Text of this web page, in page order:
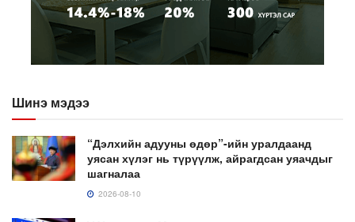
Шинэ мэдээ
“Дэлхийн адууны өдөр”-ийн уралдаанд
уясан хүлэг нь түрүүлж, айрагдсан уяачдыг
шагналаа
2026-08-10